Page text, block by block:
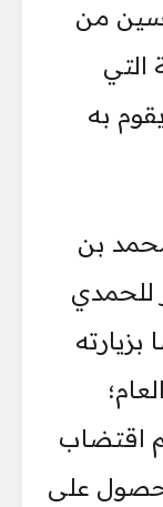
من
التي
به
بن
للحمدي
اقتضاب
على